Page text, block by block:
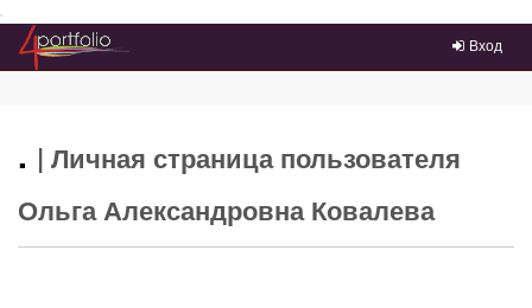
Преейти на главное меню
Вход
. | Личная страница пользователя
Ольга Александровна Ковалева